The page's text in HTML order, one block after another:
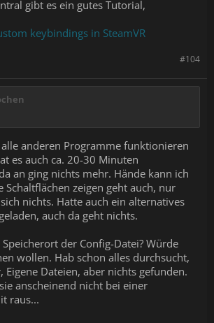
gibt es ein gutes Tutorial,
keybindings in SteamVR
#104
anderen Programme funktionieren
es auch ca. 20-30 Minuten
an ging nichts mehr. Hände kann ich
Schaltflächen zeigen geht auch, nur
nichts. Hatte auch ein alternatives
auch da geht nichts.
der Config-Datei? Würde
wollen. Hab schon alles durchsucht,
Eigene Dateien, aber nichts gefunden.
anscheinend nicht bei einer
raus...